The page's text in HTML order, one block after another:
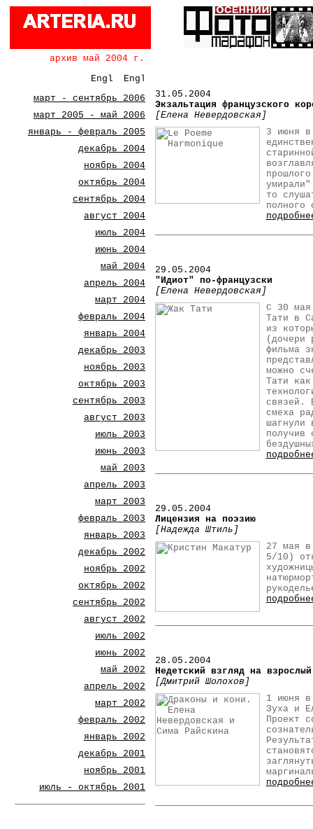
архив май 2004 г.
март - сентябрь 2006
март 2005 - май 2006
январь - февраль 2005
декабрь 2004
ноябрь 2004
октябрь 2004
сентябрь 2004
август 2004
июль 2004
июнь 2004
май 2004
апрель 2004
март 2004
февраль 2004
январь 2004
декабрь 2003
ноябрь 2003
октябрь 2003
сентябрь 2003
август 2003
июль 2003
июнь 2003
май 2003
апрель 2003
март 2003
февраль 2003
январь 2003
декабрь 2002
ноябрь 2002
октябрь 2002
сентябрь 2002
август 2002
июль 2002
июнь 2002
май 2002
апрель 2002
март 2002
февраль 2002
январь 2002
декабрь 2001
ноябрь 2001
июль - октябрь 2001
31.05.2004
Экзальтация французского
[Елена Невердовская]
3 июня в
то
полного
29.05.2004
"Идиот" по-французски
[Елена Невердовская]
С 30
Тати в
из
(дочери
фильма
можно
Тати
связей.
смеха
шагнули
получив
29.05.2004
Лицензия на поэзию
[Надежда Штиль]
27 мая в
5/10)
28.05.2004
Недетский взгляд на
[Дмитрий Шолохов]
1 июня в
Зуха и
Проект